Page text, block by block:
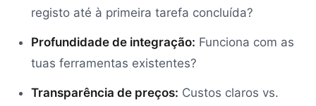
registo até à primeira tarefa concluída?
Profundidade de integração: Funciona com as
tuas ferramentas existentes?
Transparência de preços: Custos claros vs.